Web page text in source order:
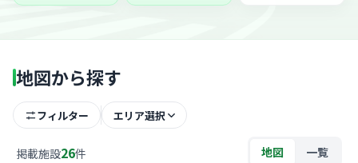
地図から探す
フィルター エリア選択
掲載施設26件 地図 一覧